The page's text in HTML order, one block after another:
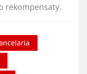
rekompensaty.